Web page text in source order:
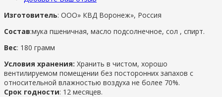
Изготовитель: ООО» КВД Воронеж», Россия
Состав:мука пшеничная, масло подсолнечное, сол , спирт.
Вес: 180 грамм
Условия хранения: Хранить в чистом, хорошо
вентилируемом помещении без посторонних запахов с
относительной влажностью воздуха не более 70%.
Срок годности: 12 месяцев.